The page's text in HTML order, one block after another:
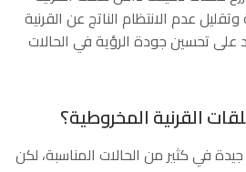
عدم الانتظام الناتج عن القرنية
على تحسين جودة الرؤية في الحالات
القرنية المخروطية؟
في كثير من الحالات المناسبة، لكن